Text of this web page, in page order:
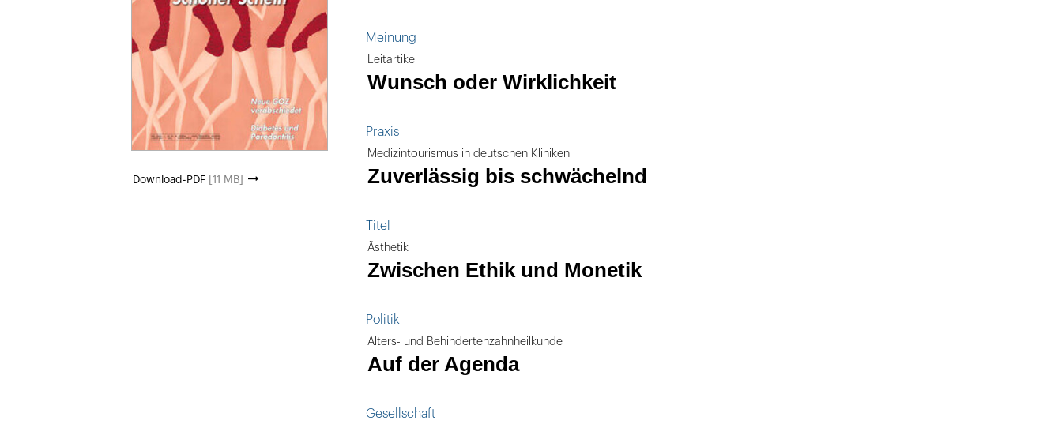
Download-PDF [11 MB]
Meinung
Leitartikel
Wunsch oder Wirklichkeit
Praxis
Medizintourismus in deutschen Kliniken
Zuverlässig bis schwächelnd
Titel
Ästhetik
Zwischen Ethik und Monetik
Politik
Alters- und Behindertenzahnheilkunde
Auf der Agenda
Gesellschaft